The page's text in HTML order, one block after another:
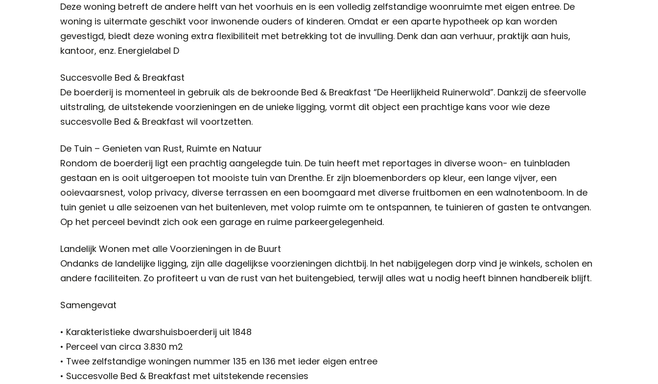
Deze woning betreft de andere helft van het voorhuis en is een volledig zelfstandige woonruimte met eigen entree. De
woning is uitermate geschikt voor inwonende ouders of kinderen. Omdat er een aparte hypotheek op kan worden
gevestigd, biedt deze woning extra flexibiliteit met betrekking tot de invulling. Denk dan aan verhuur, praktijk aan huis,
kantoor, enz. Energielabel D
Succesvolle Bed & Breakfast
De boerderij is momenteel in gebruik als de bekroonde Bed & Breakfast “De Heerlijkheid Ruinerwold”. Dankzij de sfeervolle
uitstraling, de uitstekende voorzieningen en de unieke ligging, vormt dit object een prachtige kans voor wie deze
succesvolle Bed & Breakfast wil voortzetten.
De Tuin – Genieten van Rust, Ruimte en Natuur
Rondom de boerderij ligt een prachtig aangelegde tuin. De tuin heeft met reportages in diverse woon- en tuinbladen
gestaan en is ooit uitgeroepen tot mooiste tuin van Drenthe. Er zijn bloemenborders op kleur, een lange vijver, een
ooievaarsnest, volop privacy, diverse terrassen en een boomgaard met diverse fruitbomen en een walnotenboom. In de
tuin geniet u alle seizoenen van het buitenleven, met volop ruimte om te ontspannen, te tuinieren of gasten te ontvangen.
Op het perceel bevindt zich ook een garage en ruime parkeergelegenheid.
Landelijk Wonen met alle Voorzieningen in de Buurt
Ondanks de landelijke ligging, zijn alle dagelijkse voorzieningen dichtbij. In het nabijgelegen dorp vind je winkels, scholen en
andere faciliteiten. Zo profiteert u van de rust van het buitengebied, terwijl alles wat u nodig heeft binnen handbereik blijft.
Samengevat
• Karakteristieke dwarshuisboerderij uit 1848
• Perceel van circa 3.830 m2
• Twee zelfstandige woningen nummer 135 en 136 met ieder eigen entree
• Succesvolle Bed & Breakfast met uitstekende recensies